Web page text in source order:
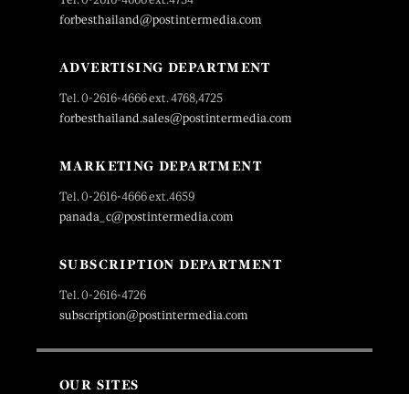
forbesthailand@postintermedia.com
ADVERTISING DEPARTMENT
Tel. 0-2616-4666 ext. 4768,4725
forbesthailand.sales@postintermedia.com
MARKETING DEPARTMENT
Tel. 0-2616-4666 ext.4659
panada_c@postintermedia.com
SUBSCRIPTION DEPARTMENT
Tel. 0-2616-4726
subscription@postintermedia.com
OUR SITES